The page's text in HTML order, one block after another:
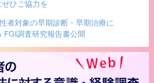
ひご協力を
者対象の早期診断・早期治療に
FGI調査研究報告書公開